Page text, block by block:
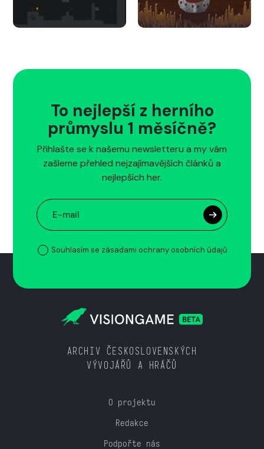
To nejlepší z herního
průmyslu 1 měsíčně?
Přihlašte se k našemu newsletteru a my vám
zašleme přehled nejzajímavějších článků a
nejlepších her.
Souhlasím se zásadami ochrany osobních údajů
ARCHIV ČESKOSLOVENSKÝCH
VÝVOJÁŘŮ A HRÁČŮ
O projektu
Redakce
Podpořte nás